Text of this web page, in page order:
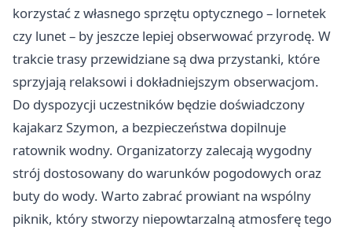
korzystać z własnego sprzętu optycznego – lornetek
czy lunet – by jeszcze lepiej obserwować przyrodę. W
trakcie trasy przewidziane są dwa przystanki, które
sprzyjają relaksowi i dokładniejszym obserwacjom.
Do dyspozycji uczestników będzie doświadczony
kajakarz Szymon, a bezpieczeństwa dopilnuje
ratownik wodny. Organizatorzy zalecają wygodny
strój dostosowany do warunków pogodowych oraz
buty do wody. Warto zabrać prowiant na wspólny
piknik, który stworzy niepowtarzalną atmosferę tego